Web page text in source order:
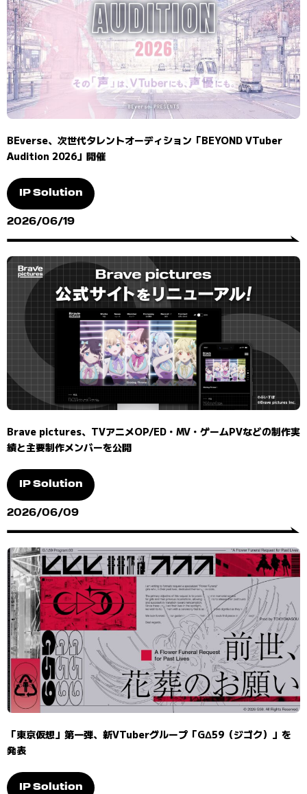
BEverse、次世代タレントオーディション「BEYOND VTuber
Audition 2026」開催
IP Solution
2026/06/19
Brave pictures、TVアニメOP/ED・MV・ゲームPVなどの制作実
績と主要制作メンバーを公開
IP Solution
2026/06/09
「東京仮想」第一弾、新VTuberグループ「GΔ59（ジゴク）」を
発表
IP Solution